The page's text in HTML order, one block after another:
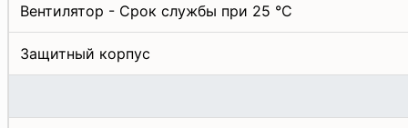
Вентилятор - Срок службы при 25 °C
Защитный корпус